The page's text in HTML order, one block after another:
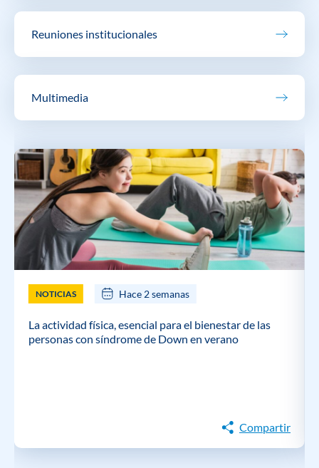
Reuniones institucionales
Multimedia
NOTICIAS Hace 2 semanas
La actividad física, esencial para el bienestar de las
personas con síndrome de Down en verano
Compartir